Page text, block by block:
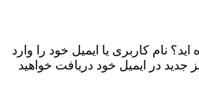
نام کاربری یا ایمیل خود را وارد
جدید در ایمیل خود دریافت خواهید